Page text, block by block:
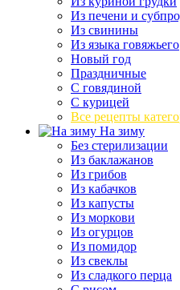
Из печени и
Из свинины
Из языка говяжьего
Новый год
Праздничные
С говядиной
С курицей
Все рецепты
На зиму
Без стерилизации
Из баклажанов
Из грибов
Из кабачков
Из капусты
Из моркови
Из огурцов
Из помидор
Из свеклы
Из сладкого перца